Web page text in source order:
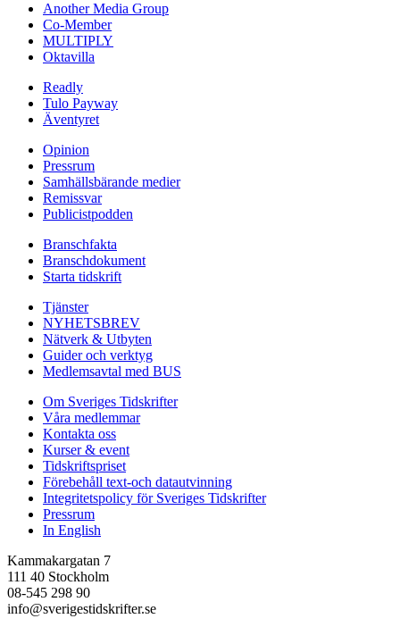
Another Media Group
Co-Member
MULTIPLY
Oktavilla
Readly
Tulo Payway
Äventyret
Opinion
Pressrum
Samhällsbärande medier
Remissvar
Publicistpodden
Branschfakta
Branschdokument
Starta tidskrift
Tjänster
NYHETSBREV
Nätverk & Utbyten
Guider och verktyg
Medlemsavtal med BUS
Om Sveriges Tidskrifter
Våra medlemmar
Kontakta oss
Kurser & event
Tidskriftspriset
Förebehåll text-och datautvinning
Integritetspolicy för Sveriges Tidskrifter
Pressrum
In English
Kammakargatan 7
111 40 Stockholm
08-545 298 90
info@sverigestidskrifter.se